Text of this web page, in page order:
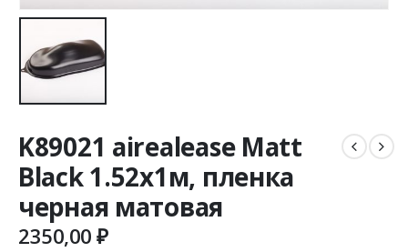
K89021 airealease Matt
Black 1.52х1м, пленка
черная матовая
2350,00₽